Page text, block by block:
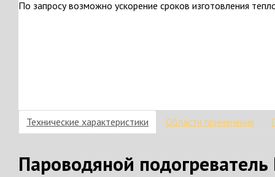
По запросу возможно ускорение сроков изготовления
Технические характеристики Области применения
Пароводяной